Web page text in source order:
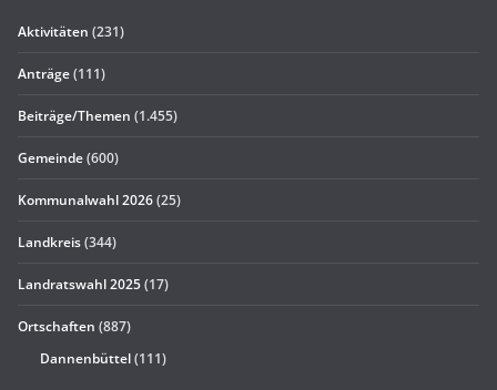
Aktivitäten (231)
Anträge(111)
Beiträge/Themen (1.455)
Gemeinde(600)
Kommunalwahl 2026(25)
Landkreis(344)
Landratswahl 2025(17)
Ortschaften (887)
Dannenbüttel(111)